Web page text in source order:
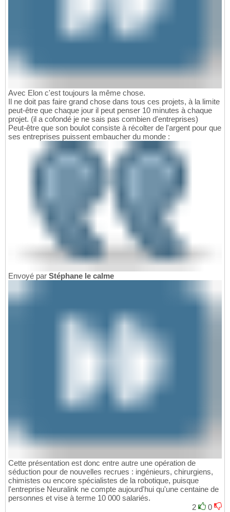
Avec Elon c'est toujours la même chose.
Il ne doit pas faire grand chose dans tous ces projets, à la limite
peut-être que chaque jour il peut penser 10 minutes à chaque
projet. (il a cofondé je ne sais pas combien d'entreprises)
Peut-être que son boulot consiste à récolter de l'argent pour que
ses entreprises puissent embaucher du monde :
Envoyé par Stéphane le calme
Cette présentation est donc entre autre une opération de
séduction pour de nouvelles recrues : ingénieurs, chirurgiens,
chimistes ou encore spécialistes de la robotique, puisque
l'entreprise Neuralink ne compte aujourd'hui qu'une centaine de
personnes et vise à terme 10 000 salariés.
2
0